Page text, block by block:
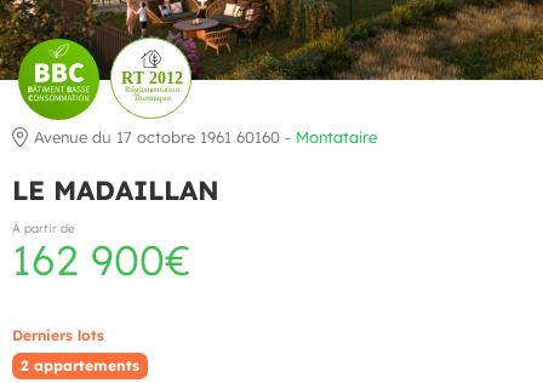
Avenue du 17 octobre 1961 60160 - Montataire
LE MADAILLAN
À partir de
162 900€
Derniers lots
2 appartements